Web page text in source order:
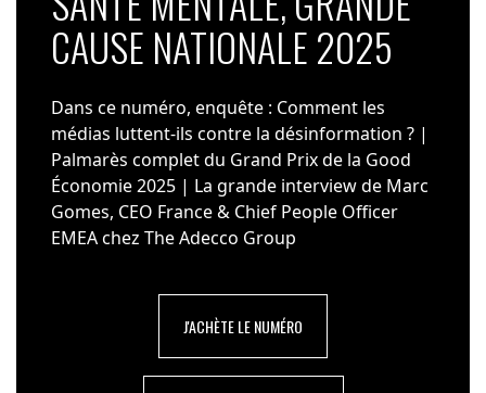
CAUSE NATIONALE 2025
Dans ce numéro, enquête : Comment les
médias luttent-ils contre la désinformation ? |
Palmarès complet du Grand Prix de la Good
Économie 2025 | La grande interview de Marc
Gomes, CEO France & Chief People Officer
EMEA chez The Adecco Group
J'ACHÈTE LE NUMÉRO